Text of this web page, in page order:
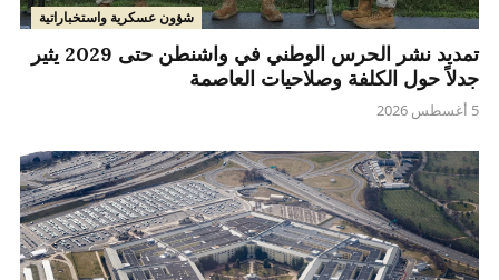
شؤون عسكرية واستخباراتية
تمديد نشر الحرس الوطني في واشنطن حتى 2029 يثير
جدلاً حول الكلفة وصلاحيات العاصمة
5 أغسطس 2026